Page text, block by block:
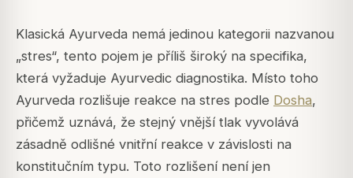
Klasická Ayurveda nemá jedinou kategorii nazvanou
„stres“, tento pojem je příliš široký na specifika,
která vyžaduje Ayurvedic diagnostika. Místo toho
Ayurveda rozlišuje reakce na stres podle Dosha,
přičemž uznává, že stejný vnější tlak vyvolává
zásadně odlišné vnitřní reakce v závislosti na
konstitučním typu. Toto rozlišení není jen